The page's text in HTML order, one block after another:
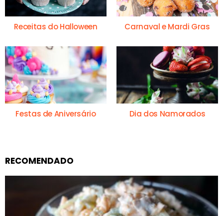
Receitas do Halloween Carnaval e Mardi Gras
Festas de Aniversário Dia dos Namorados
RECOMENDADO